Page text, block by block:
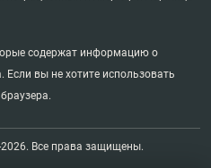
содержат информацию о
вы не хотите использовать
Все права защищены.